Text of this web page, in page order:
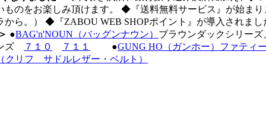
のをお楽しみ頂けます。 ◆『送料無料サービス』が始ま
ら。） ◆『ZABOU WEB SHOPポイント』が導入されま
●BAG'n'NOUN（バッグンナウン） ブラウンダックシリー
ズ
７１０ ７１１ ●GUNG HO（ガンホー）ファティ
クリフ サドルレザー・ベルト）